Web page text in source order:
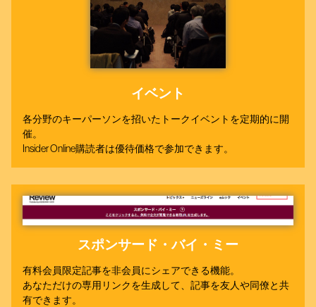
イベント
各分野のキーパーソンを招いたトークイベントを定期的に開
催。
Insider Online購読者は優待価格で参加できます。
スポンサード・バイ・ミー
有料会員限定記事を非会員にシェアできる機能。
あなただけの専用リンクを生成して、記事を友人や同僚と共
有できます。